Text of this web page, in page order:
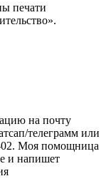
печати
на почту
телеграмм или
02. Моя помощница
и напишет